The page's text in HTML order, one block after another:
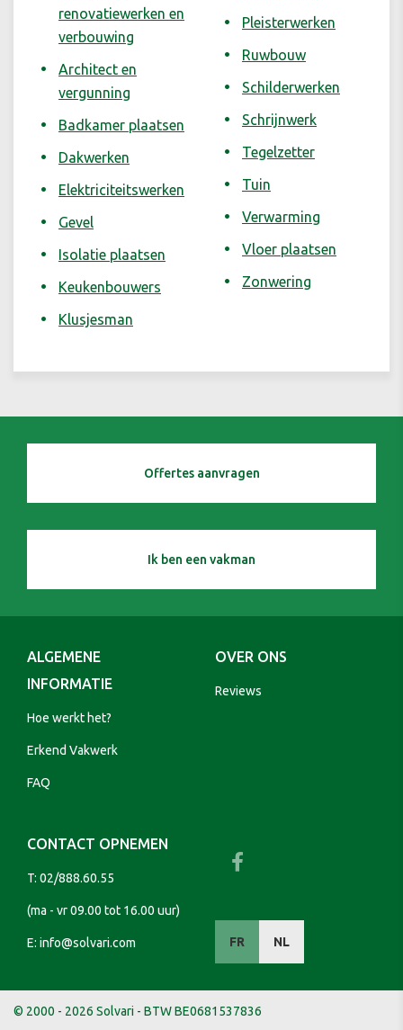
renovatiewerken en
verbouwing
Architect en
vergunning
Badkamer plaatsen
Dakwerken
Elektriciteitswerken
Gevel
Isolatie plaatsen
Keukenbouwers
Klusjesman
Pleisterwerken
Ruwbouw
Schilderwerken
Schrijnwerk
Tegelzetter
Tuin
Verwarming
Vloer plaatsen
Zonwering
Offertes aanvragen
Ik ben een vakman
ALGEMENE
INFORMATIE
Hoe werkt het?
Erkend Vakwerk
FAQ
OVER ONS
Reviews
CONTACT OPNEMEN
T: 02/888.60.55
(ma - vr 09.00 tot 16.00 uur)
E: info@solvari.com FR NL
© 2000 - 2026 Solvari - BTW BE0681537836